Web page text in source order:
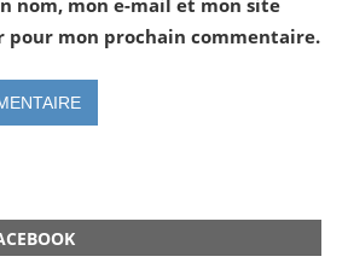
nom, mon e-mail et mon site
pour mon prochain commentaire.